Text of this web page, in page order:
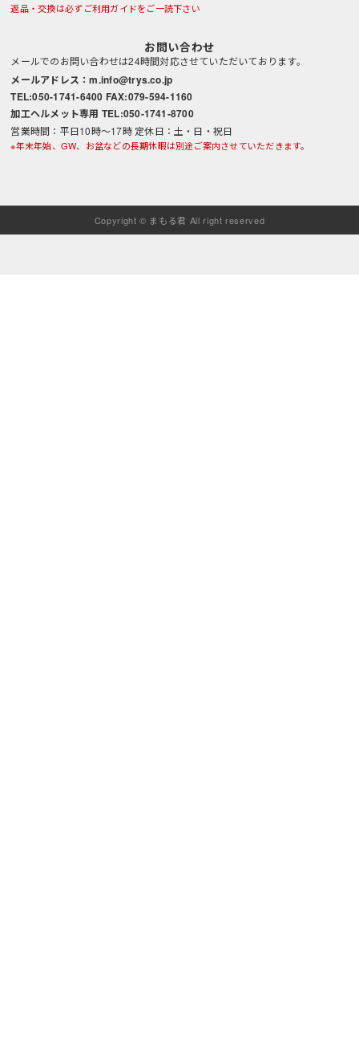
返品・交換は必ずご利用ガイドをご一読下さい
お問い合わせ
メールでのお問い合わせは24時間対応させていただいております。
メールアドレス：m.info@trys.co.jp
TEL:050-1741-6400 FAX:079-594-1160
加工ヘルメット専用 TEL:050-1741-8700
営業時間：平日10時～17時 定休日：土・日・祝日
※年末年始、GW、お盆などの長期休暇は別途ご案内させていただきます。
Copyright © まもる君 All right reserved